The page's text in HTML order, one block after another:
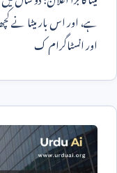
ہے، اور اس بار میٹا نے
اور انسٹاگرام ک